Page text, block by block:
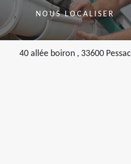
NOUS LOCALISER
40 allée boiron , 33600 Pessac